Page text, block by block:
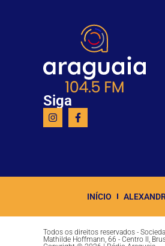
Siga
INÍCIO
Todos os direitos reservados -
Mathilde Hoffmann, 66 - Centro II,